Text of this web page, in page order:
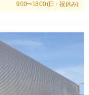
9:00〜18:00 (日・祝休み)